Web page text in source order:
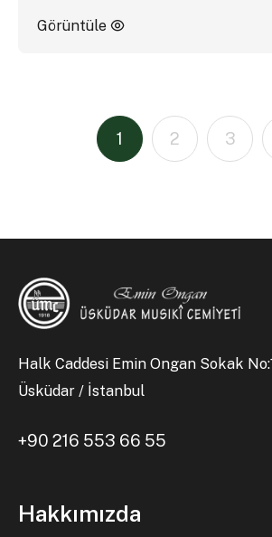
Görüntüle
1 2 3
Halk Caddesi Emin Ongan Sokak
Üsküdar / İstanbul
+90 216 553 66 55
Hakkımızda